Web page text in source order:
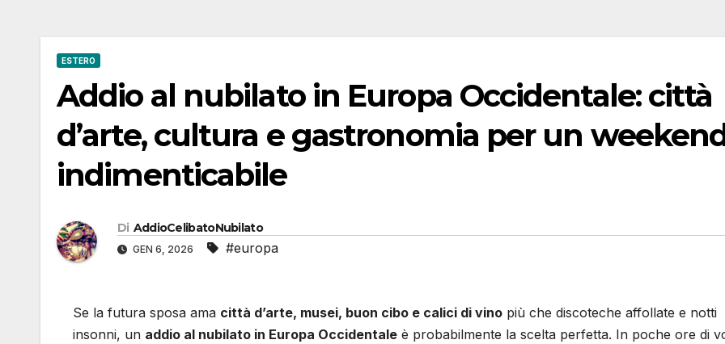
ESTERO
Addio al nubilato in Europa Occidentale: città
d’arte, cultura e gastronomia per un
indimenticabile
Di AddioCelibatoNubilato
GEN 6, 2026 #europa
Se la futura sposa ama città d’arte, musei, buon cibo e calici di vino più che discoteche affollate e notti
insonni, un addio al nubilato in Europa Occidentale è probabilmente la scelta perfetta. In poche ore di